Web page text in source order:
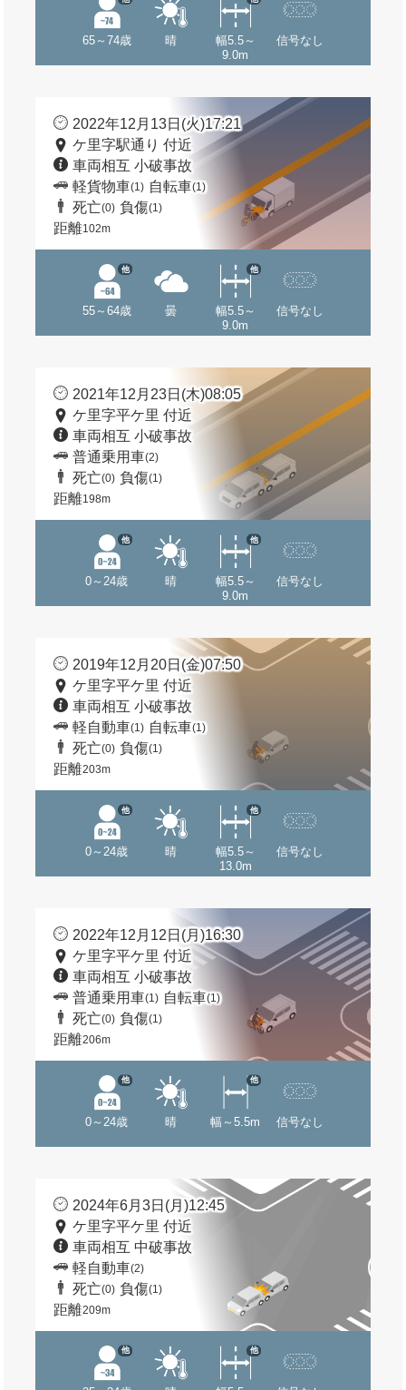
65～74歳 晴
幅5.5～
9.0m
信号なし
2022年12月13日(火)17:21
ケ里字駅通り 付近
車両相互 小破事故
軽貨物車(1) 自転車(1)
死亡(0) 負傷(1)
距離102m
55～64歳
他
曇
幅5.5～
9.0m
他
信号なし
2021年12月23日(木)08:05
ケ里字平ケ里 付近
車両相互 小破事故
普通乗用車(2)
死亡(0) 負傷(1)
距離198m
0～24歳
他
晴
幅5.5～
9.0m
他
信号なし
2019年12月20日(金)07:50
ケ里字平ケ里 付近
車両相互 小破事故
軽自動車(1) 自転車(1)
死亡(0) 負傷(1)
距離203m
0～24歳
他
晴
幅5.5～
13.0m
他
信号なし
2022年12月12日(月)16:30
ケ里字平ケ里 付近
車両相互 小破事故
普通乗用車(1) 自転車(1)
死亡(0) 負傷(1)
距離206m
0～24歳
他
晴 幅～5.5m
他
信号なし
2024年6月3日(月)12:45
ケ里字平ケ里 付近
車両相互 中破事故
軽自動車(2)
死亡(0) 負傷(1)
距離209m
他 他